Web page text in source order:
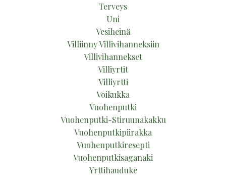
Terveys
Uni
Vesiheinä
Villiinny Villivihanneksiin
Villivihannekset
Villiyrtit
Villiyrtti
Voikukka
Vuohenputki
Vuohenputki-Stiruunakakku
Vuohenputkipiirakka
Vuohenputkiresepti
Vuohenputkisaganaki
Yrttihauduke